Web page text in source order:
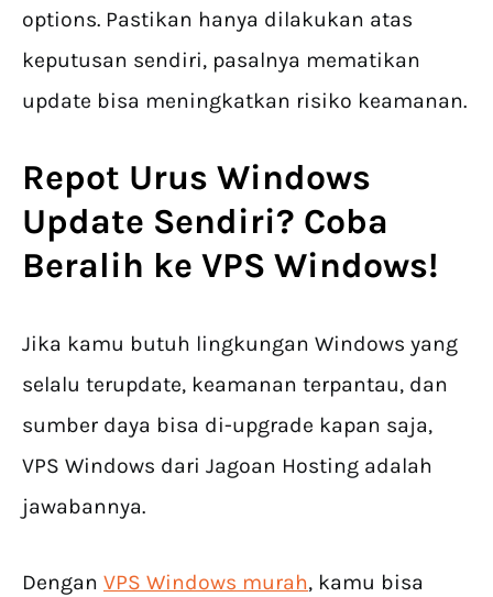
options. Pastikan hanya dilakukan atas
keputusan sendiri, pasalnya mematikan
update bisa meningkatkan risiko keamanan.
Repot Urus Windows
Update Sendiri? Coba
Beralih ke VPS Windows!
Jika kamu butuh lingkungan Windows yang
selalu terupdate, keamanan terpantau, dan
sumber daya bisa di-upgrade kapan saja,
VPS Windows dari Jagoan Hosting adalah
jawabannya.
Dengan VPS Windows murah, kamu bisa